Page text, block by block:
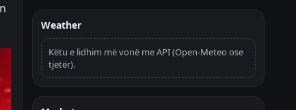
Weather
Këtu e lidhim më vonë me API (Open-Meteo ose
tjetër).